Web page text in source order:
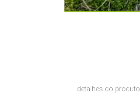
detalhes do produto